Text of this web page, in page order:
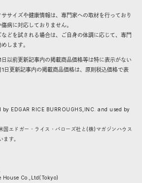
サイズや健康情報は、専門家への取材を行っており
病に対応しておりません。
どを試される場合は、ご自身の体調に応じて、専門
します。
以前更新記事内の掲載商品価格等は特に表示がない
日更新記事内の掲載商品価格は、原則税込価格で表
by EDGAR RICE BURROUGHS,INC. and used by
国エドガー・ライス・バローズ社と(株)マガジンハウス
ます。
House Co.,Ltd(Tokyo)